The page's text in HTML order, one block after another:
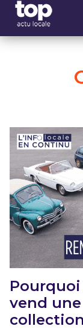
vend
Panneau de